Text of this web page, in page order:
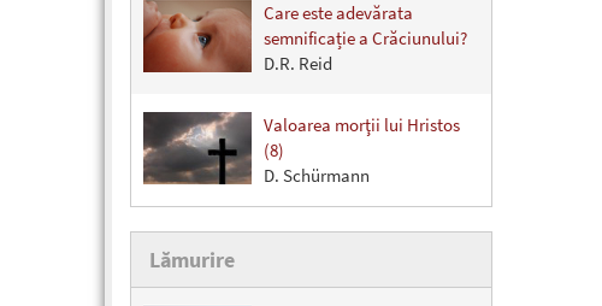
Care este adevărata
semnificație a Crăciunului?
D.R. Reid
Valoarea morţii lui Hristos
(8)
D. Schürmann
Lămurire